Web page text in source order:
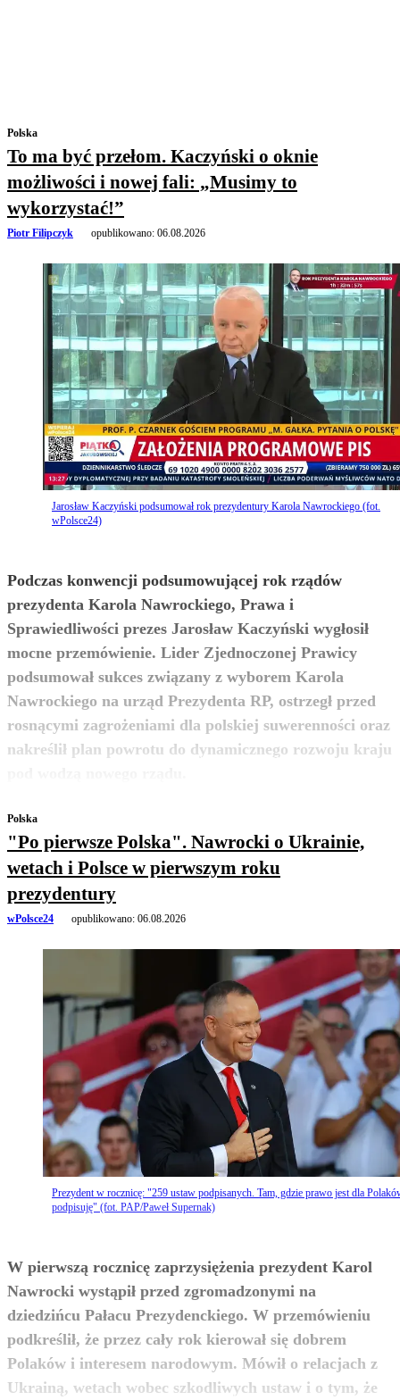
Polska
To ma być przełom. Kaczyński o oknie
możliwości i nowej fali: „Musimy to
wykorzystać!”
Piotr Filipczyk opublikowano: 06.08.2026
Jarosław Kaczyński podsumował rok prezydentury Karola Nawrockiego (fot.
wPolsce24)
Podczas konwencji podsumowującej rok rządów
prezydenta Karola Nawrockiego, Prawa i
Sprawiedliwości prezes Jarosław Kaczyński wygłosił
mocne przemówienie. Lider Zjednoczonej Prawicy
podsumował sukces związany z wyborem Karola
Nawrockiego na urząd Prezydenta RP, ostrzegł przed
rosnącymi zagrożeniami dla polskiej suwerenności oraz
nakreślił plan powrotu do dynamicznego rozwoju kraju
zobacz więcej
Polska
"Po pierwsze Polska". Nawrocki o Ukrainie,
wetach i Polsce w pierwszym roku
prezydentury
wPolsce24 opublikowano: 06.08.2026
Prezydent w rocznicę: "259 ustaw podpisanych. Tam, gdzie prawo jest dla
podpisuję" (fot. PAP/Paweł Supernak)
W pierwszą rocznicę zaprzysiężenia prezydent Karol
Nawrocki wystąpił przed zgromadzonymi na
dziedzińcu Pałacu Prezydenckiego. W przemówieniu
podkreślił, że przez cały rok kierował się dobrem
Polaków i interesem narodowym. Mówił o relacjach z
Ukrainą, wetach wobec szkodliwych ustaw i o tym, że